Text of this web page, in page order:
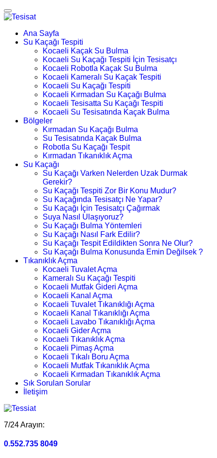
Ana Sayfa
Su Kaçağı Tespiti
Kocaeli Kaçak Su Bulma
Kocaeli Su Kaçağı Tespiti İçin Tesisatçı
Kocaeli Robotla Kaçak Su Bulma
Kocaeli Kameralı Su Kaçak Tespiti
Kocaeli Su Kaçağı Tespiti
Kocaeli Kırmadan Su Kaçağı Bulma
Kocaeli Tesisatta Su Kaçağı Tespiti
Kocaeli Su Tesisatında Kaçak Bulma
Bölgeler
Kırmadan Su Kaçağı Bulma
Su Tesisatında Kaçak Bulma
Robotla Su Kaçağı Tespit
Kırmadan Tıkanıklık Açma
Su Kaçağı
Su Kaçağı Varken Nelerden Uzak Durmak
Gerekir?
Su Kaçağı Tespiti Zor Bir Konu Mudur?
Su Kaçağında Tesisatçı Ne Yapar?
Su Kaçağı İçin Tesisatçı Çağırmak
Suya Nasıl Ulaşıyoruz?
Su Kaçağı Bulma Yöntemleri
Su Kaçağı Nasıl Fark Edilir?
Su Kaçağı Tespit Edildikten Sonra Ne Olur?
Su Kaçağı Bulma Konusunda Emin Değilsek ?
Tıkanıklık Açma
Kocaeli Tuvalet Açma
Kameralı Su Kaçağı Tespiti
Kocaeli Mutfak Gideri Açma
Kocaeli Kanal Açma
Kocaeli Tuvalet Tıkanıklığı Açma
Kocaeli Kanal Tıkanıklığı Açma
Kocaeli Lavabo Tıkanıklığı Açma
Kocaeli Gider Açma
Kocaeli Tıkanıklık Açma
Kocaeli Pimaş Açma
Kocaeli Tıkalı Boru Açma
Kocaeli Mutfak Tıkanıklık Açma
Kocaeli Kırmadan Tıkanıklık Açma
Sık Sorulan Sorular
İletişim
7/24 Arayın:
0.552.735 8049